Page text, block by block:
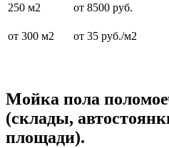
250 м2
от 8500 руб.
от 300 м2
от 35 руб./м2
Мойка пола
(склады,
площади).